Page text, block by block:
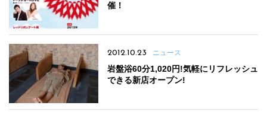
催！
2012.10.23 ニュース
岩盤浴60分1,020円!気軽にリフレッシュ
できる新店オープン!